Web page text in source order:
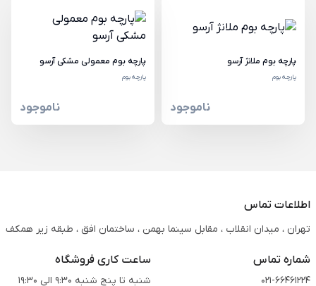
پارچه بوم ملانژ آرسو
پارچه بوم
ناموجود
پارچه بوم معمولی مشکی آرسو
پارچه بوم
ناموجود
اطلاعات تماس
تهران ، میدان انقلاب ، مقابل سینما بهمن ، ساختمان افق ، طبقه زیر همکف
شماره تماس
021-66461224
ساعت کاری فروشگاه
شنبه تا پنج شنبه 9:30 الی 19:30